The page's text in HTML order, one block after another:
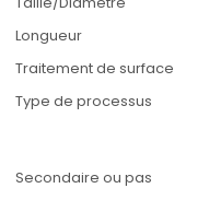
Longueur
Traitement de surface
Type de processus
Secondaire ou pas